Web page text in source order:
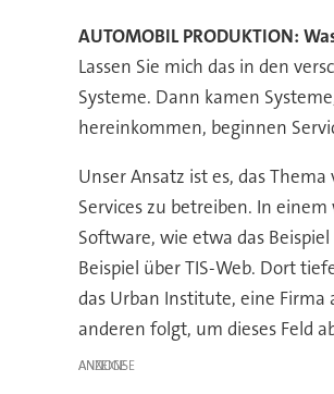
AUTOMOBIL PRODUKTION:
Lassen Sie mich das in den
Systeme. Dann kamen
hereinkommen, beginnen
Unser Ansatz ist es, das
Services zu betreiben. In
Software, wie etwa das
Beispiel über TIS-Web. Dort
das Urban Institute, eine
anderen folgt, um dieses Feld
ANZEIGE